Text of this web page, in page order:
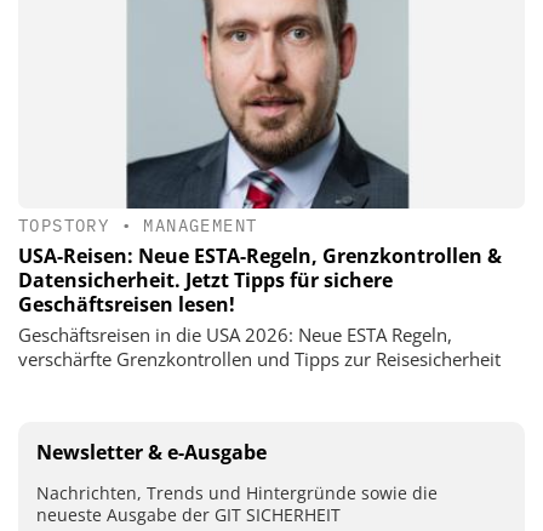
TOPSTORY • MANAGEMENT
USA-Reisen: Neue ESTA-Regeln, Grenzkontrollen &
Datensicherheit. Jetzt Tipps für sichere
Geschäftsreisen lesen!
Geschäftsreisen in die USA 2026: Neue ESTA Regeln,
verschärfte Grenzkontrollen und Tipps zur Reisesicherheit
Newsletter & e-Ausgabe
Nachrichten, Trends und Hintergründe sowie die
neueste Ausgabe der GIT SICHERHEIT